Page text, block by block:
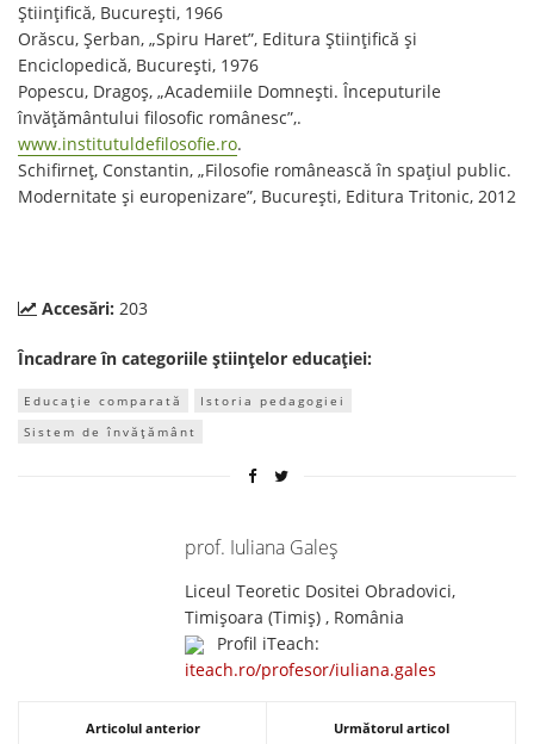
Științifică, București, 1966
Orăscu, Șerban, „Spiru Haret”, Editura Științifică și
Enciclopedică, București, 1976
Popescu, Dragoș, „Academiile Domnești. Începuturile
învățământului filosofic românesc”,.
www.institutuldefilosofie.ro.
Schifirneţ, Constantin, „Filosofie românească în spaţiul public.
Modernitate şi europenizare”, Bucureşti, Editura Tritonic, 2012
Accesări: 203
Încadrare în categoriile științelor educației:
Educație comparată
Istoria pedagogiei
Sistem de învățământ
prof. Iuliana Galeş
Liceul Teoretic Dositei Obradovici,
Timișoara (Timiş) , România
Profil iTeach:
iteach.ro/profesor/iuliana.gales
Articolul anterior Următorul articol